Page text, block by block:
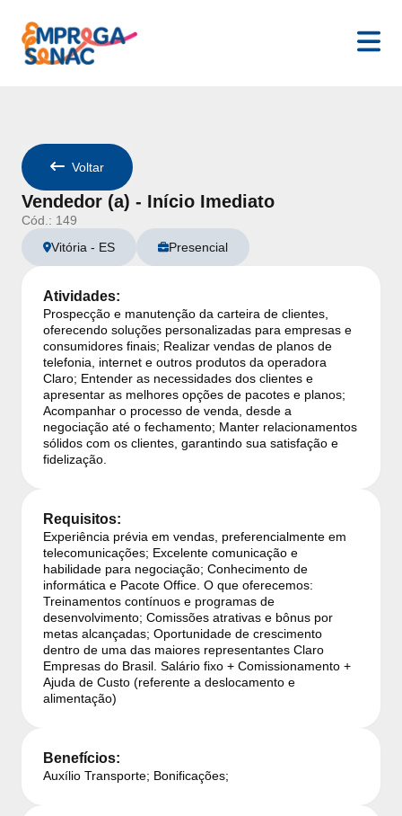
Voltar
Vendedor (a) - Início Imediato
Cód.: 149
Vitória - ES Presencial
Atividades:
Prospecção e manutenção da carteira de clientes,
oferecendo soluções personalizadas para empresas e
consumidores finais; Realizar vendas de planos de
telefonia, internet e outros produtos da operadora
Claro; Entender as necessidades dos clientes e
apresentar as melhores opções de pacotes e planos;
Acompanhar o processo de venda, desde a
negociação até o fechamento; Manter relacionamentos
sólidos com os clientes, garantindo sua satisfação e
fidelização.
Requisitos:
Experiência prévia em vendas, preferencialmente em
telecomunicações; Excelente comunicação e
habilidade para negociação; Conhecimento de
informática e Pacote Office. O que oferecemos:
Treinamentos contínuos e programas de
desenvolvimento; Comissões atrativas e bônus por
metas alcançadas; Oportunidade de crescimento
dentro de uma das maiores representantes Claro
Empresas do Brasil. Salário fixo + Comissionamento +
Ajuda de Custo (referente a deslocamento e
alimentação)
Benefícios:
Auxílio Transporte; Bonificações;